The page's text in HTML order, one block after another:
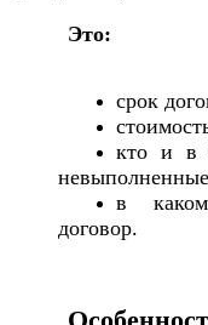
Это:
срок
кто и в
в каком
договор.